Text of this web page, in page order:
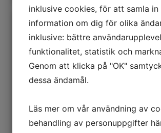
Proaktiv
friskvårdsprojekt når sin slutliga
inklusive cookies, för att samla in
information om dig för olika
inklusive: bättre
funktionalitet, statistik och
Genom att klicka på "OK"
dessa ändamål.
Läs mer om vår användning av
behandling av personuppgifter